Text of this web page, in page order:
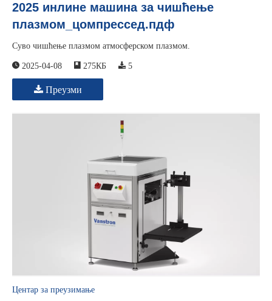
2025 инлине машина за чишћење
плазмом_цомпрессед.пдф
Суво чишћење плазмом атмосферском плазмом.
2025-04-08 275КБ 5
Преузми
Центар за преузимање